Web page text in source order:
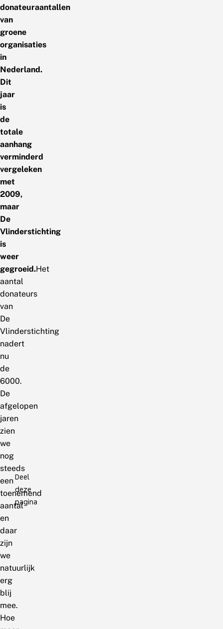
donateuraantallen
van
groene
organisaties
in
Nederland.
Dit
jaar
is
de
totale
aanhang
verminderd
vergeleken
met
2009,
maar
De
Vlinderstichting
is
weer
gegroeid.Het
aantal
donateurs
van
De
Vlinderstichting
nadert
nu
de
6000.
De
afgelopen
jaren
zien
we
nog
steeds
een
toenemend
aantal
en
daar
zijn
we
natuurlijk
erg
blij
mee.
Hoe
Deel
deze
pagina